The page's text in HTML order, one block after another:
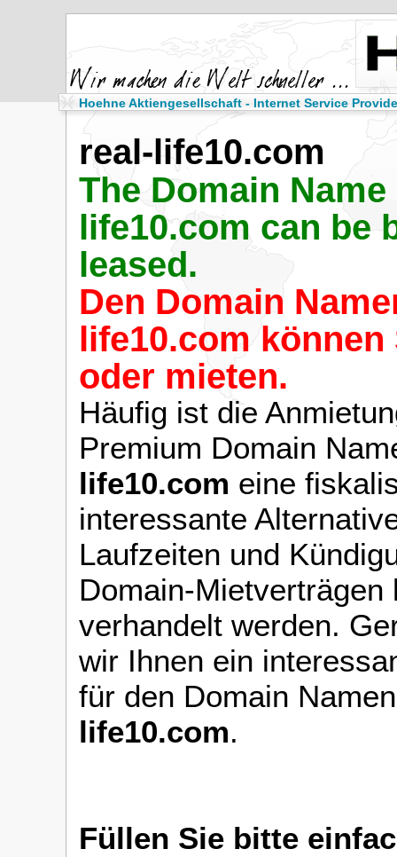
Hoehne Aktiengesellschaft - Internet Service
real-life10.com
The Domain Name
life10.com can be
leased.
Den Domain
life10.com können
oder mieten.
Häufig ist die
Premium Domain
life10.com eine
interessante
Laufzeiten und
Domain-Mietverträgen
verhandelt werden.
wir Ihnen ein
für den Domain
life10.com.
Füllen Sie bitte